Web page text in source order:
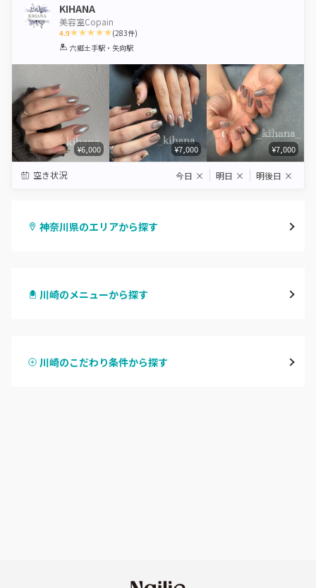
KIHANA
美容室Copain
4.9
1 2 3 4 5
(283件)
六郷土手駅・矢向駅
¥6,000 ¥7,000 ¥7,000
空き状況 今日 × 明日 × 明後日 ×
神奈川県のエリアから探す
川崎
川崎のメニューから探す
ハンドスカルプ
川崎のこだわり条件から探す